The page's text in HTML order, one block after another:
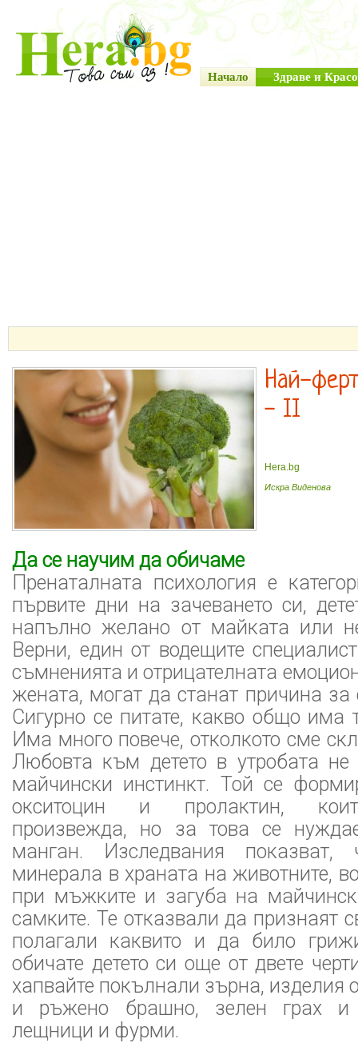
Начало Здраве и
Най-
- II
Hera.bg
Искра Виденова
Да се научим да обичаме
Пренаталната психология е
първите дни на зачеването си,
напълно желано от майката или
Верни, един от водещите
съмненията и отрицателната
жената, могат да станат причина за
Сигурно се питате, какво общо има
Има много повече, отколкото сме
Любовта към детето в утробата
майчински инстинкт. Той се
окситоцин и пролактин,
произвежда, но за това се
манган. Изследвания
минерала в храната на животните,
при мъжките и загуба на
самките. Те отказвали да признаят
полагали каквито и да било
обичате детето си още от двете
хапвайте покълнали зърна, изделия
и ръжено брашно, зелен грах и
лещници и фурми.